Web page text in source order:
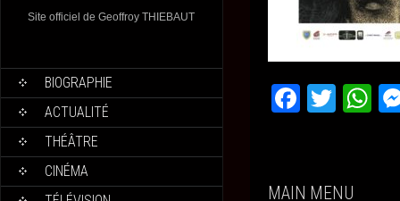
Site officiel de Geoffroy THIEBAUT
BIOGRAPHIE
ACTUALITÉ
THÉÂTRE
CINÉMA
F
e
T
er
W
MAIN MENU